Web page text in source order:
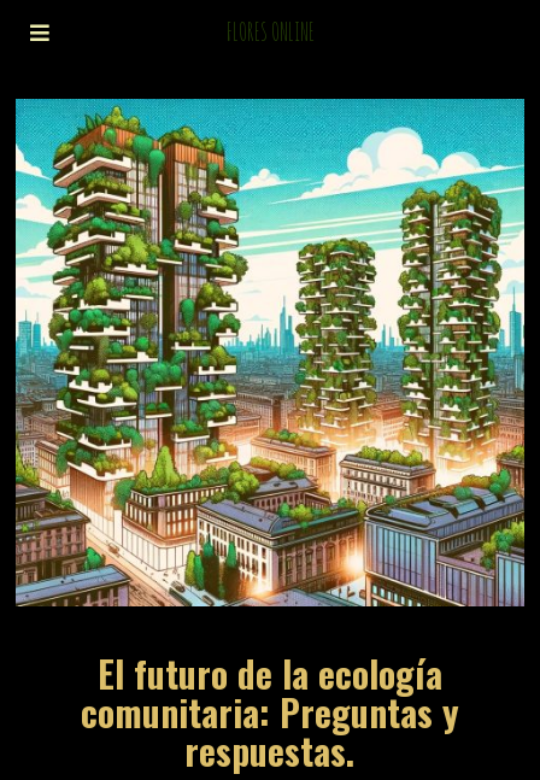
FLORES ONLINE
El futuro de la ecología
comunitaria: Preguntas y
respuestas.